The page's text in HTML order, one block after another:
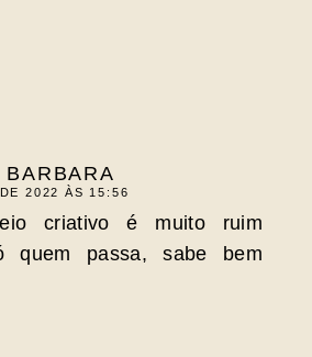
2022 ÀS 15:56
criativo é muito ruim
quem passa, sabe bem